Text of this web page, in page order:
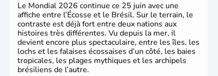
Le Mondial 2026 continue ce 25 juin avec une
affiche entre l’Écosse et le Brésil. Sur le terrain, le
contraste est déjà fort entre deux nations aux
histoires très différentes. Vu depuis la mer, il
devient encore plus spectaculaire, entre les îles, les
lochs et les falaises écossaises d’un côté, les baies
tropicales, les plages mythiques et les archipels
brésiliens de l’autre.